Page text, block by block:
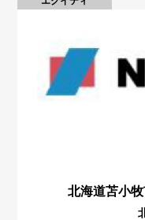
北海道苫小